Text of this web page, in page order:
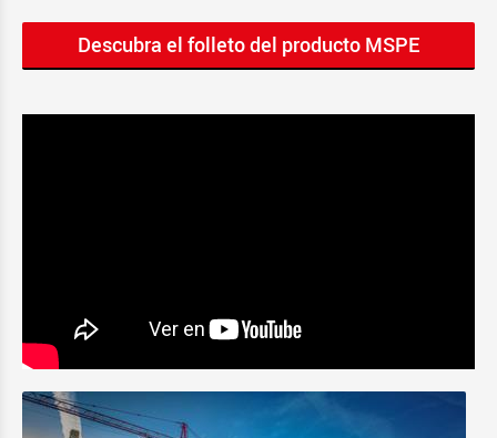
Descubra el folleto del producto MSPE